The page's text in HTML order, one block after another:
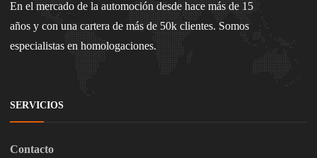
En el mercado de la automoción desde hace más de 15
años y con una cartera de más de 50k clientes. Somos
especialistas en homologaciones.
SERVICIOS
Contacto